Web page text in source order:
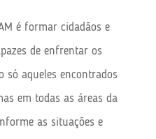
é formar cidadãos e
de enfrentar os
só aqueles encontrados
em todas as áreas da
as situações e